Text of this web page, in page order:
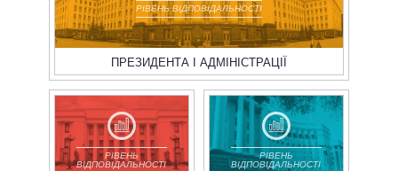
РІВЕНЬ ВІДПОВІДАЛЬНОСТІ
ПРЕЗИДЕНТА І АДМІНІСТРАЦІЇ
РІВЕНЬ
ВІДПОВІДАЛЬНОСТІ
РІВЕНЬ
ВІДПОВІДАЛЬНОСТІ